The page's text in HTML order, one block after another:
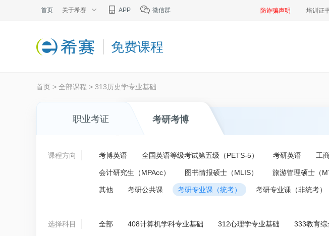
首页 关于希赛 APP 微信群 防诈骗声明 培训证
免费课程
首页 > 全部课程 > 313历史学专业基础
职业考证 考研考博
课程方向 考博英语 全国英语等级考试第五级（PETS-5） 考研英语 工
会计研究生（MPAcc） 图书情报硕士（MLIS） 旅游管理硕士（
其他 考研公共课 考研专业课（统考） 考研专业课（非统考）
选择科目 全部 408计算机学科专业基础 312心理学专业基础 333教育综